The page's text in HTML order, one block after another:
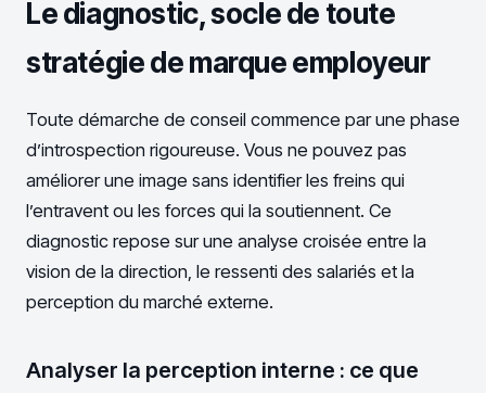
Le diagnostic, socle de toute
stratégie de marque employeur
Toute démarche de conseil commence par une phase
d’introspection rigoureuse. Vous ne pouvez pas
améliorer une image sans identifier les freins qui
l’entravent ou les forces qui la soutiennent. Ce
diagnostic repose sur une analyse croisée entre la
vision de la direction, le ressenti des salariés et la
perception du marché externe.
Analyser la perception interne : ce que